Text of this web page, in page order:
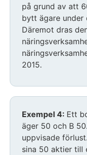
på grund av att
bytt ägare
Däremot dras
2015.
Exempel 4: Ett
äger 50 och B
uppvisade
sina 50 aktier till